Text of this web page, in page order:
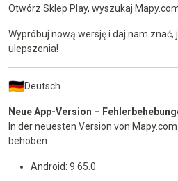
Otwórz Sklep Play, wyszukaj
Wypróbuj nową wersję i daj nam znać,
ulepszenia!
Deutsch
Neue App-Version –
In der neuesten Version von
behoben.
Android: 9.65.0